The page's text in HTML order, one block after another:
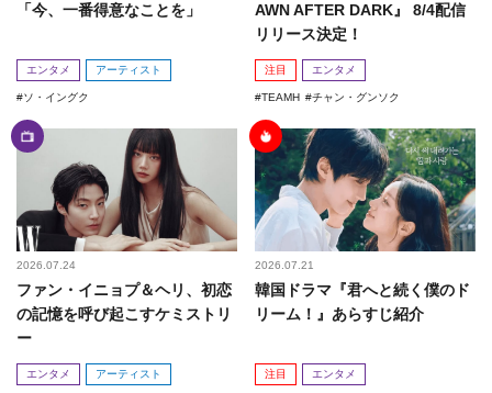
「今、一番得意なことを」
エンタメ アーティスト
ソ・イングク
AWN AFTER DARK』 8/4配信
リリース決定！
注目 エンタメ
TEAMH チャン・グンソク
2026.07.24
ファン・イニョプ＆ヘリ、初恋
の記憶を呼び起こすケミストリ
ー
エンタメ アーティスト
2026.07.21
韓国ドラマ『君へと続く僕のド
リーム！』あらすじ紹介
注目 エンタメ